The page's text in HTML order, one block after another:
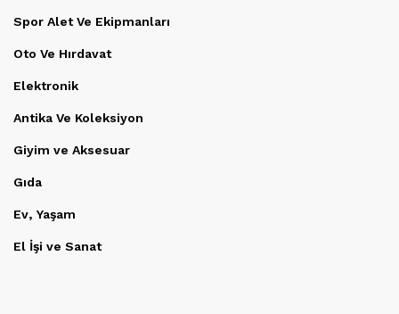
Spor Alet Ve Ekipmanları
Oto Ve Hırdavat
Elektronik
Antika Ve Koleksiyon
Giyim ve Aksesuar
Gıda
Ev, Yaşam
El İşi ve Sanat